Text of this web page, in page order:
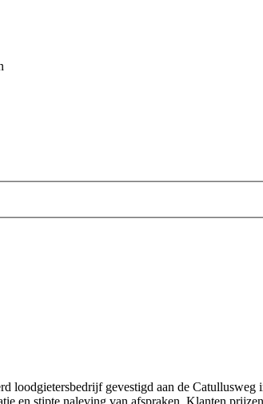
loodgietersbedrijf gevestigd aan de
en stipte naleving van afspraken. Klanten